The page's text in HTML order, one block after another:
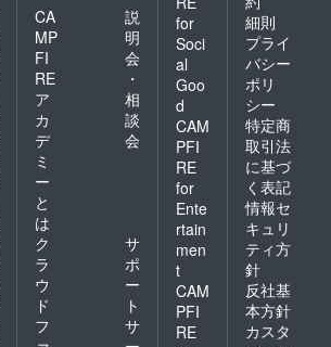
ますの
で ご注
意下さ
いま
せ。
をお願
いいた
す。
(お名
前・電
話番
号・郵
便番
号・ご
住所) ご
記入な
き場
合、当
店が差
出人に
なりま
すので
先方様
可能で
す。
CA
MP
FI
RE
ア
カ
デ
ミ
ー
と
は
説
明
会
・
相
談
会
ク
ラ
ウ
ド
フ
サ
ポ
ー
ト
サ
for
Soci
al
Goo
d
CAM
PFI
RE
for
Ente
rtain
men
t
CAM
PFI
RE
細則
プライ
バシー
ポリ
シー
特定商
取引法
に基づ
く表記
情報セ
キュリ
ティ方
針
反社基
本方針
カスタ